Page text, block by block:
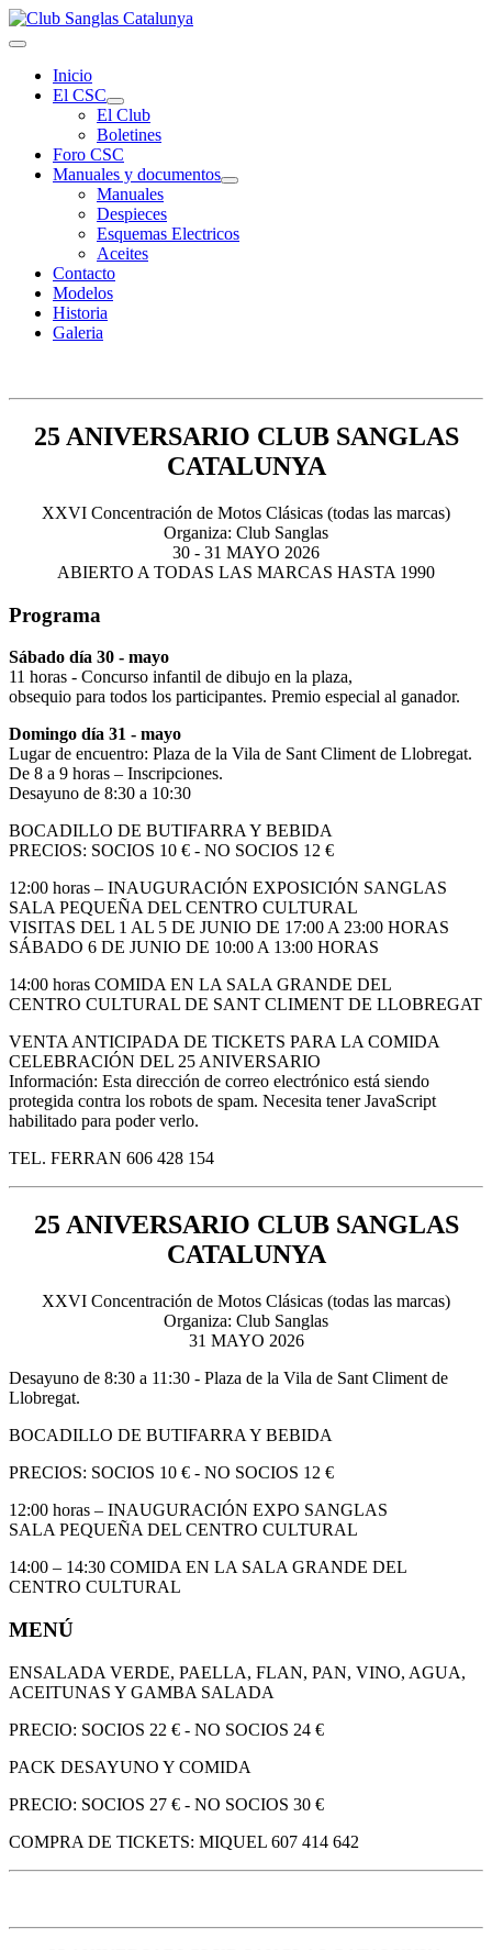
Inicio
El CSC
El Club
Boletines
Foro CSC
Manuales y documentos
Manuales
Despieces
Esquemas Electricos
Aceites
Contacto
Modelos
Historia
Galeria
25 ANIVERSARIO CLUB SANGLAS
CATALUNYA
XXVI Concentración de Motos Clásicas (todas las marcas)
Organiza: Club Sanglas
30 - 31 MAYO 2026
ABIERTO A TODAS LAS MARCAS HASTA 1990
Programa
Sábado día 30 - mayo
11 horas - Concurso infantil de dibujo en la plaza,
obsequio para todos los participantes. Premio especial al ganador.
Domingo día 31 - mayo
Lugar de encuentro: Plaza de la Vila de Sant Climent de Llobregat.
De 8 a 9 horas – Inscripciones.
Desayuno de 8:30 a 10:30
BOCADILLO DE BUTIFARRA Y BEBIDA
PRECIOS: SOCIOS 10 € - NO SOCIOS 12 €
12:00 horas – INAUGURACIÓN EXPOSICIÓN SANGLAS
SALA PEQUEÑA DEL CENTRO CULTURAL
VISITAS DEL 1 AL 5 DE JUNIO DE 17:00 A 23:00 HORAS
SÁBADO 6 DE JUNIO DE 10:00 A 13:00 HORAS
14:00 horas COMIDA EN LA SALA GRANDE DEL
CENTRO CULTURAL DE SANT CLIMENT DE LLOBREGAT
VENTA ANTICIPADA DE TICKETS PARA LA COMIDA
CELEBRACIÓN DEL 25 ANIVERSARIO
Información: Esta dirección de correo electrónico está siendo
protegida contra los robots de spam. Necesita tener JavaScript
habilitado para poder verlo.
TEL. FERRAN 606 428 154
25 ANIVERSARIO CLUB SANGLAS
CATALUNYA
XXVI Concentración de Motos Clásicas (todas las marcas)
Organiza: Club Sanglas
31 MAYO 2026
Desayuno de 8:30 a 11:30 - Plaza de la Vila de Sant Climent de
Llobregat.
BOCADILLO DE BUTIFARRA Y BEBIDA
PRECIOS: SOCIOS 10 € - NO SOCIOS 12 €
12:00 horas – INAUGURACIÓN EXPO SANGLAS
SALA PEQUEÑA DEL CENTRO CULTURAL
14:00 – 14:30 COMIDA EN LA SALA GRANDE DEL
CENTRO CULTURAL
MENÚ
ENSALADA VERDE, PAELLA, FLAN, PAN, VINO, AGUA,
ACEITUNAS Y GAMBA SALADA
PRECIO: SOCIOS 22 € - NO SOCIOS 24 €
PACK DESAYUNO Y COMIDA
PRECIO: SOCIOS 27 € - NO SOCIOS 30 €
COMPRA DE TICKETS: MIQUEL 607 414 642